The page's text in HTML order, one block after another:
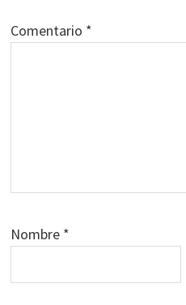
Comentario *
Nombre *